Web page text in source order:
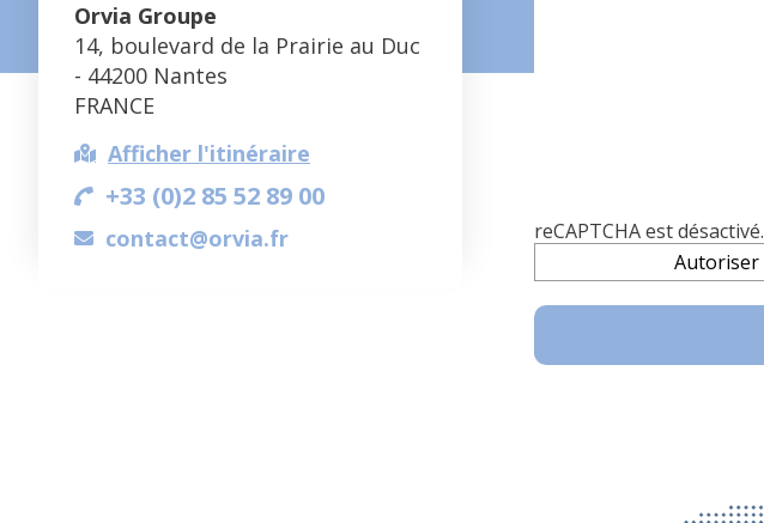
reCAPTCHA est désactivé.
Autoriser
Orvia Groupe
14, boulevard de la Prairie au Duc
- 44200 Nantes
FRANCE
Afficher l'itinéraire
+33 (0)2 85 52 89 00
contact@orvia.fr